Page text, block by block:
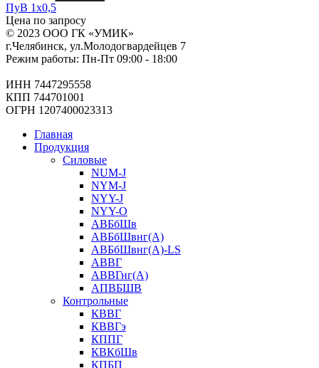
ПуВ 1х0,5
Цена по запросу
© 2023 ООО ГК «УМИК»
г.Челябинск, ул.Молодогвардейцев 7
Режим работы: Пн-Пт 09:00 - 18:00
ИНН 7447295558
КПП 744701001
ОГРН 1207400023313
Главная
Продукция
Силовые
NUM-J
NYM-J
NYY-J
NYY-O
АВБбШв
АВБбШвнг(А)
АВБбШвнг(А)-LS
АВВГ
АВВГнг(А)
АПВБШВ
Контрольные
КВВГ
КВВГэ
КППГ
КВКбШв
КПБП